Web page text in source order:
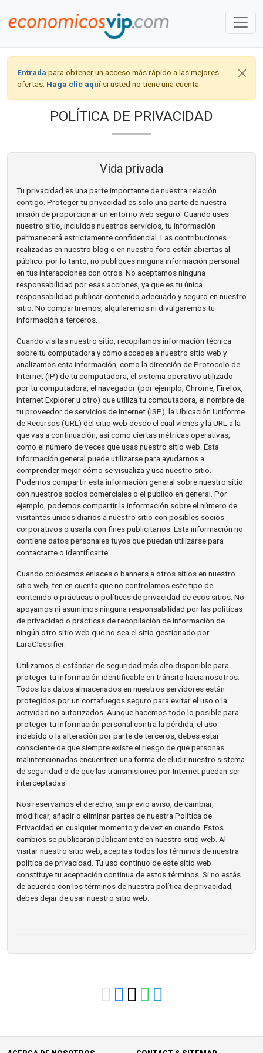
Entrada para obtener un acceso más rápido a las mejores
ofertas. Haga clic aquí si usted no tiene una cuenta.
POLÍTICA DE PRIVACIDAD
Vida privada
Tu privacidad es una parte importante de nuestra relación
contigo. Proteger tu privacidad es solo una parte de nuestra
misión de proporcionar un entorno web seguro. Cuando uses
nuestro sitio, incluidos nuestros servicios, tu información
permanecerá estrictamente confidencial. Las contribuciones
realizadas en nuestro blog o en nuestro foro están abiertas al
público; por lo tanto, no publiques ninguna información personal
en tus interacciones con otros. No aceptamos ninguna
responsabilidad por esas acciones, ya que es tu única
responsabilidad publicar contenido adecuado y seguro en nuestro
sitio. No compartiremos, alquilaremos ni divulgaremos tu
información a terceros.
Cuando visitas nuestro sitio, recopilamos información técnica
sobre tu computadora y cómo accedes a nuestro sitio web y
analizamos esta información, como la dirección de Protocolo de
Internet (IP) de tu computadora, el sistema operativo utilizado
por tu computadora, el navegador (por ejemplo, Chrome, Firefox,
Internet Explorer u otro) que utiliza tu computadora, el nombre de
tu proveedor de servicios de Internet (ISP), la Ubicación Uniforme
de Recursos (URL) del sitio web desde el cual vienes y la URL a la
que vas a continuación, así como ciertas métricas operativas,
como el número de veces que usas nuestro sitio web. Esta
información general puede utilizarse para ayudarnos a
comprender mejor cómo se visualiza y usa nuestro sitio.
Podemos compartir esta información general sobre nuestro sitio
con nuestros socios comerciales o el público en general. Por
ejemplo, podemos compartir la información sobre el número de
visitantes únicos diarios a nuestro sitio con posibles socios
corporativos o usarla con fines publicitarios. Esta información no
contiene datos personales tuyos que puedan utilizarse para
contactarte o identificarte.
Cuando colocamos enlaces o banners a otros sitios en nuestro
sitio web, ten en cuenta que no controlamos este tipo de
contenido o prácticas o políticas de privacidad de esos sitios. No
apoyamos ni asumimos ninguna responsabilidad por las políticas
de privacidad o prácticas de recopilación de información de
ningún otro sitio web que no sea el sitio gestionado por
LaraClassifier.
Utilizamos el estándar de seguridad más alto disponible para
proteger tu información identificable en tránsito hacia nosotros.
Todos los datos almacenados en nuestros servidores están
protegidos por un cortafuegos seguro para evitar el uso o la
actividad no autorizados. Aunque hacemos todo lo posible para
proteger tu información personal contra la pérdida, el uso
indebido o la alteración por parte de terceros, debes estar
consciente de que siempre existe el riesgo de que personas
malintencionadas encuentren una forma de eludir nuestro sistema
de seguridad o de que las transmisiones por Internet puedan ser
interceptadas.
Nos reservamos el derecho, sin previo aviso, de cambiar,
modificar, añadir o eliminar partes de nuestra Política de
Privacidad en cualquier momento y de vez en cuando. Estos
cambios se publicarán públicamente en nuestro sitio web. Al
visitar nuestro sitio web, aceptas todos los términos de nuestra
política de privacidad. Tu uso continuo de este sitio web
constituye tu aceptación continua de estos términos. Si no estás
de acuerdo con los términos de nuestra política de privacidad,
debes dejar de usar nuestro sitio web.